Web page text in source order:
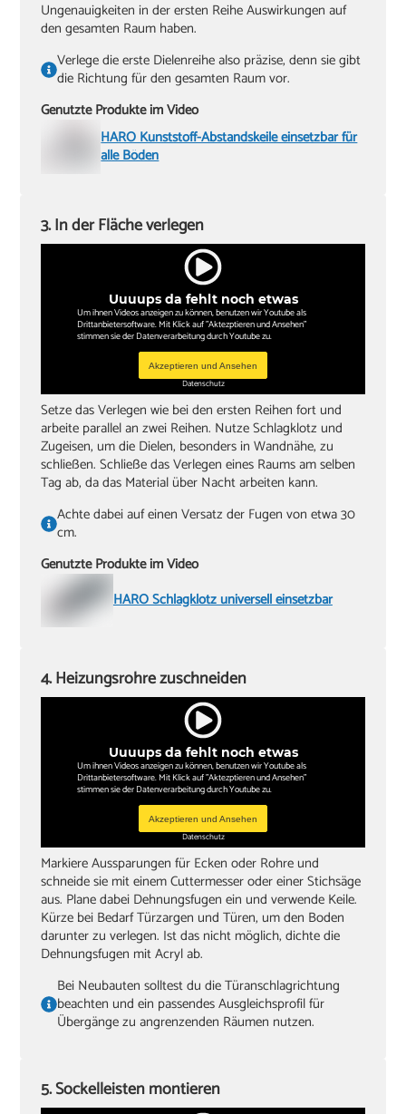
Ungenauigkeiten in der ersten Reihe Auswirkungen auf
den gesamten Raum haben.
Verlege die erste Dielenreihe also präzise, denn sie gibt
die Richtung für den gesamten Raum vor.
Genutzte Produkte im Video
HARO Kunststoff-Abstandskeile einsetzbar für
alle Böden
Uuuups da fehlt noch etwas
Um ihnen Videos anzeigen zu können, benutzen wir Youtube als
Drittanbietersoftware. Mit Klick auf "Aktezptieren und Ansehen"
stimmen sie der Datenverarbeitung durch Youtube zu.
Akzeptieren und Ansehen
Datenschutz
3. In der Fläche verlegen
Setze das Verlegen wie bei den ersten Reihen fort und
arbeite parallel an zwei Reihen. Nutze Schlagklotz und
Zugeisen, um die Dielen, besonders in Wandnähe, zu
schließen. Schließe das Verlegen eines Raums am selben
Tag ab, da das Material über Nacht arbeiten kann.
Achte dabei auf einen Versatz der Fugen von etwa 30
cm.
Genutzte Produkte im Video
HARO Schlagklotz universell einsetzbar
Uuuups da fehlt noch etwas
Um ihnen Videos anzeigen zu können, benutzen wir Youtube als
Drittanbietersoftware. Mit Klick auf "Aktezptieren und Ansehen"
stimmen sie der Datenverarbeitung durch Youtube zu.
Akzeptieren und Ansehen
Datenschutz
4. Heizungsrohre zuschneiden
Markiere Aussparungen für Ecken oder Rohre und
schneide sie mit einem Cuttermesser oder einer Stichsäge
aus. Plane dabei Dehnungsfugen ein und verwende Keile.
Kürze bei Bedarf Türzargen und Türen, um den Boden
darunter zu verlegen. Ist das nicht möglich, dichte die
Dehnungsfugen mit Acryl ab.
Bei Neubauten solltest du die Türanschlagrichtung
beachten und ein passendes Ausgleichsprofil für
Übergänge zu angrenzenden Räumen nutzen.
5. Sockelleisten montieren